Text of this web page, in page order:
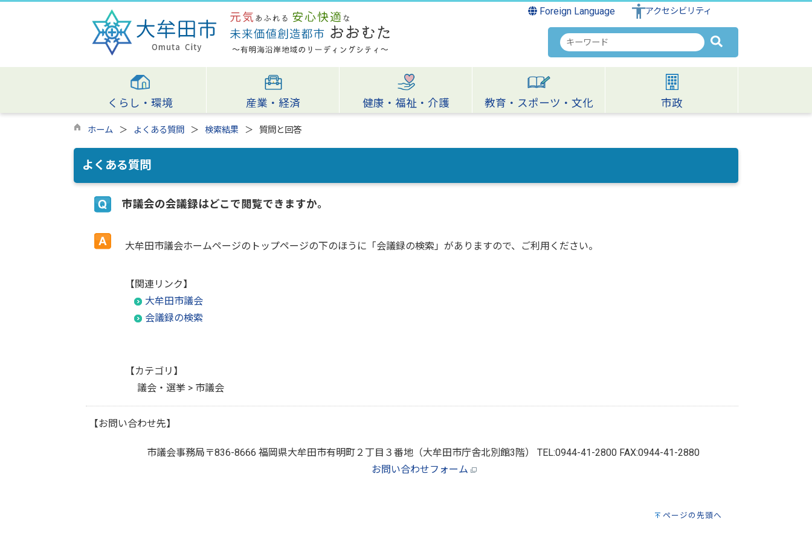
Foreign Language アクセシビリティ
検
索
キ
ワ
ー
くらし・環境 産業・経済 健康・福祉・介護 教育・スポーツ・文化 市政
ホーム よくある質問 検索結果 質問と回答
よくある質問
市議会の会議録はどこで閲覧できますか。
大牟田市議会ホームページのトップページの下のほうに「会議録の検索」がありますので、ご利用ください。
【関連リンク】
大牟田市議会
会議録の検索
【カテゴリ】
議会・選挙 > 市議会
【お問い合わせ先】
市議会事務局 〒836-8666 福岡県大牟田市有明町２丁目３番地（大牟田市庁舎北別館3階） TEL:0944-41-2800 FAX:0944-41-2880
お問い合わせフォーム
ページの先頭へ